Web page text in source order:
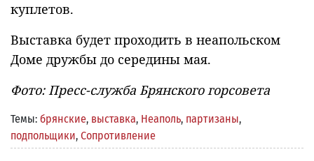
куплетов.
Выставка будет проходить в неапольском
Доме дружбы до середины мая.
Фото: Пресс-служба Брянского горсовета
Темы: брянские, выставка, Неаполь, партизаны,
подпольщики, Сопротивление